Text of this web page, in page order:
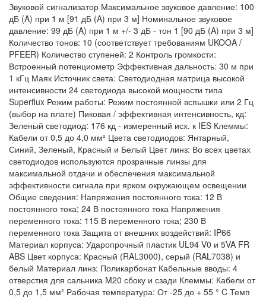
Звуковой сигнализатор Максимальное звуковое давление: 100
дБ (A) при 1 м [91 дБ (A) при 3 м] Номинальное звуковое
давление: 99 дБ (A) при 1 м +/- 3 дБ - тон 1 [90 дБ (A) при 3 м]
Количество тонов: 10 (соответствует требованиям UKOOA /
PFEER) Количество ступеней: 2 Контроль громкости:
Встроенный потенциометр Эффективная дальность: 30 м при
1 кГц Маяк Источник света: Светодиодная матрица высокой
интенсивности 24 светодиода высокой мощности типа
Superflux Режим работы: Режим постоянной вспышки или 2 Гц
(выбор на плате) Пиковая / эффективная интенсивность, кд:
Зеленый светодиод: 176 кд - измеренный исх. к IES Клеммы:
Кабели от 0,5 до 4,0 мм² Цвета светодиодов: Янтарный,
Синий, Зеленый, Красный и Белый Цвет линз: Во всех цветах
светодиодов используются прозрачные линзы для
максимальной отдачи и обеспечения максимальной
эффективности сигнала при ярком окружающем освещении
Общие сведения: Напряжения постоянного тока: 12 В
постоянного тока; 24 В постоянного тока Напряжения
переменного тока: 115 В переменного тока; 230 В
переменного тока Защита от внешних воздействий: IP66
Материал корпуса: Ударопрочный пластик UL94 V0 и 5VA FR
ABS Цвет корпуса: Красный (RAL3000), серый (RAL7038) и
белый Материал линз: Поликарбонат Кабельные вводы: 4
отверстия для сальника M20 сбоку и сзади Клеммы: Кабели от
0,5 до 1,5 мм² Рабочая температура: От -25 до + 55 ° C Темп